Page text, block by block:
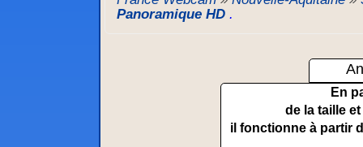
Panoramique HD .
En
de la taille
il fonctionne à partir